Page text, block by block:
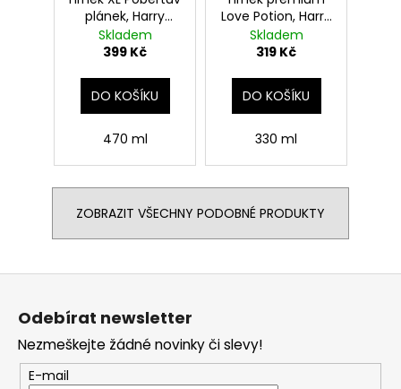
plánek, Harry
Potter
Skladem
399 Kč
DO KOŠÍKU
470 ml
Love Potion, Harry
Potter
Skladem
319 Kč
DO KOŠÍKU
330 ml
ZOBRAZIT VŠECHNY PODOBNÉ PRODUKTY
Z
Odebírat newsletter
Nezmeškejte žádné novinky či slevy!
E-mail